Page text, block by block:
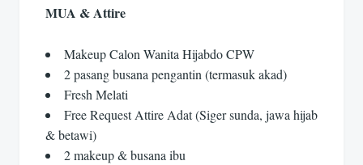
MUA & Attire
Makeup Calon Wanita Hijabdo CPW
2 pasang busana pengantin (termasuk akad)
Fresh Melati
Free Request Attire Adat (Siger sunda, jawa hijab
& betawi)
2 makeup & busana ibu